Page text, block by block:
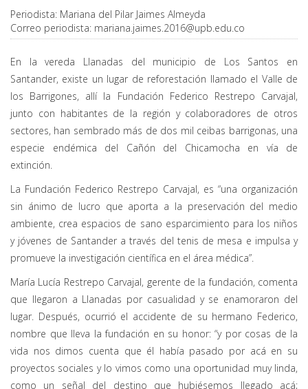
Periodista: Mariana del Pilar Jaimes Almeyda
Correo periodista: mariana.jaimes.2016@upb.edu.co
En la vereda Llanadas del municipio de Los Santos en
Santander, existe un lugar de reforestación llamado el Valle de
los Barrigones, allí la Fundación Federico Restrepo Carvajal,
junto con habitantes de la región y colaboradores de otros
sectores, han sembrado más de dos mil ceibas barrigonas, una
especie endémica del Cañón del Chicamocha en vía de
extinción.
La Fundación Federico Restrepo Carvajal, es “una organización
sin ánimo de lucro que aporta a la preservación del medio
ambiente, crea espacios de sano esparcimiento para los niños
y jóvenes de Santander a través del tenis de mesa e impulsa y
promueve la investigación científica en el área médica”.
María Lucía Restrepo Carvajal, gerente de la fundación, comenta
que llegaron a Llanadas por casualidad y se enamoraron del
lugar. Después, ocurrió el accidente de su hermano Federico,
nombre que lleva la fundación en su honor: “y por cosas de la
vida nos dimos cuenta que él había pasado por acá en su
proyectos sociales y lo vimos como una oportunidad muy linda,
como un señal del destino que hubiésemos llegado acá;